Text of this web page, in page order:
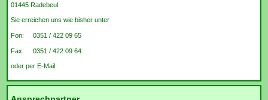
01445 Radebeul
Sie erreichen uns wie bisher unter
Fon: 0351 / 422 09 65
Fax: 0351 / 422 09 64
oder per E-Mail